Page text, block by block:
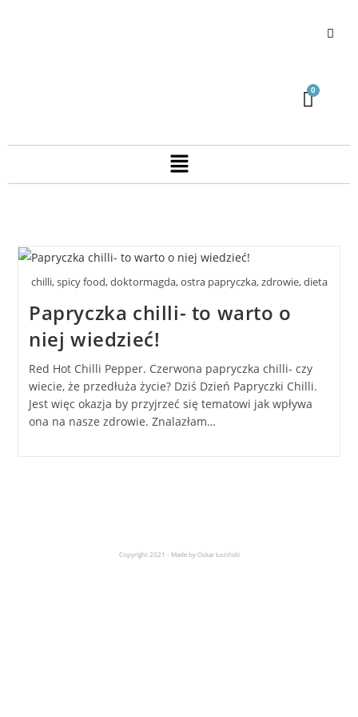
chilli, spicy food, doktormagda, ostra papryczka, zdrowie, dieta
Papryczka chilli- to warto o
niej wiedzieć!
Red Hot Chilli Pepper. Czerwona papryczka chilli- czy
wiecie, że przedłuża życie? Dziś Dzień Papryczki Chilli.
Jest więc okazja by przyjrzeć się tematowi jak wpływa
ona na nasze zdrowie. Znalazłam…
Copyright 2021 - Made by Oskar Łoziński